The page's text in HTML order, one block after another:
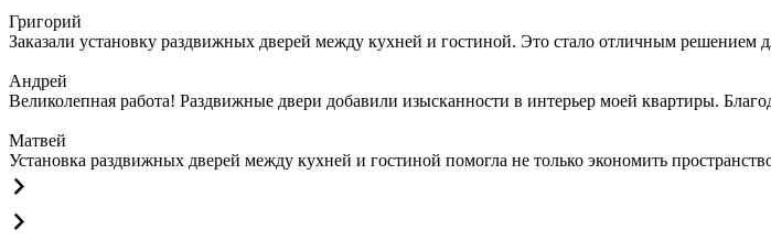
Григорий
Заказали установку раздвижных дверей между кухней и гостиной. Это стало отличным решением
Андрей
Великолепная работа! Раздвижные двери добавили изысканности в интерьер моей квартиры.
Матвей
Установка раздвижных дверей между кухней и гостиной помогла не только экономить